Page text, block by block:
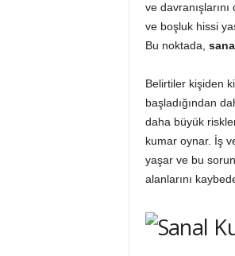
ve
ve boşluk hissi
Bu noktada,
Belirtiler kişiden
başladığından
daha büyük
kumar oynar. İş
yaşar ve bu
alanlarını